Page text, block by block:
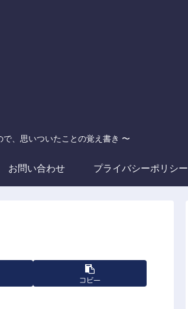
で、思いついたことの覚え書き 〜
お問い合わせ プライバシーポリシー
コピー